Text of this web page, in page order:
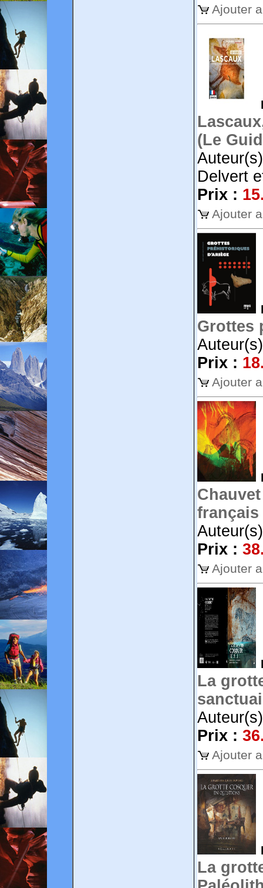
Ajouter
(Le
Delvert
Prix :
Ajouter
Grottes
Prix :
Ajouter
français
Prix :
Ajouter
La
Prix :
Ajouter
La